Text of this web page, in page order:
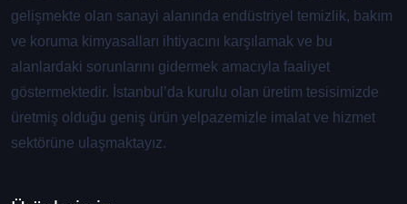
gelişmekte olan sanayi alanında endüstriyel temizlik, bakım
ve koruma kimyasalları ihtiyacını karşılamak ve bu
alanlardaki sorunlarını gidermek amacıyla faaliyet
göstermektedir. İstanbul’da kurulu olan üretim tesisimizde
üretmiş olduğu geniş ürün yelpazemizle imalat ve hizmet
sektörüne ulaşmaktayız.